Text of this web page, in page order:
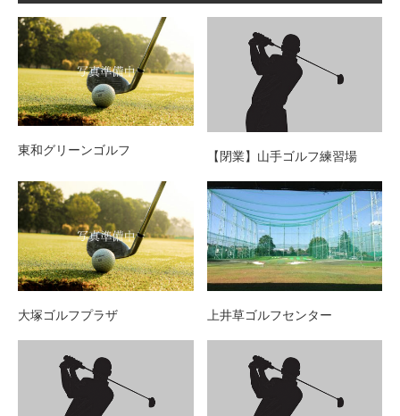
東和グリーンゴルフ 【閉業】山手ゴルフ練習場
大塚ゴルフプラザ 上井草ゴルフセンター